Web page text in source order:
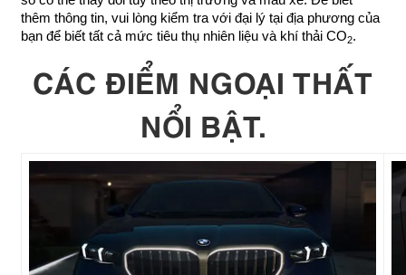
thêm thông tin, vui lòng kiểm tra với đại lý tại địa phương của
bạn để biết tất cả mức tiêu thụ nhiên liệu và khí thải CO2.
CÁC ĐIỂM NGOẠI THẤT
NỔI BẬT.